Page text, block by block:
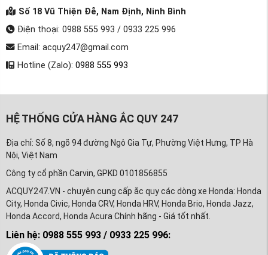
Số 18 Vũ Thiện Đễ, Nam Định, Ninh Bình
Điện thoại: 0988 555 993 / 0933 225 996
Email: acquy247@gmail.com
Hotline (Zalo): 0988 555 993
HỆ THỐNG CỬA HÀNG ẮC QUY 247
Địa chỉ: Số 8, ngõ 94 đường Ngô Gia Tự, Phường Việt Hưng, TP Hà
Nội, Việt Nam
Công ty cổ phần Carvin, GPKD 0101856855
ACQUY247.VN - chuyên cung cấp ắc quy các dòng xe Honda: Honda
City, Honda Civic, Honda CRV, Honda HRV, Honda Brio, Honda Jazz,
Honda Accord, Honda Acura Chính hãng - Giá tốt nhất.
Liên hệ: 0988 555 993 / 0933 225 996: